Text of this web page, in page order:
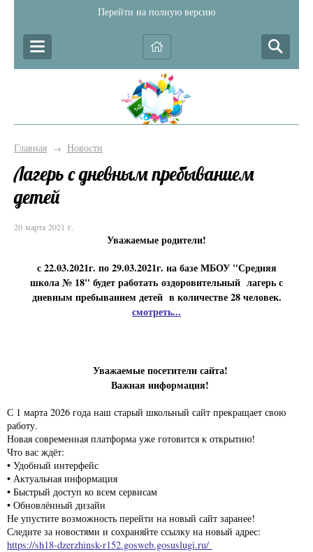
Перейти на полную версию
Главная → Новости
Лагерь с дневным пребыванием
детей
20 марта 2021 г.
Уважаемые родители!
с 22.03.2021г. по 29.03.2021г. на базе МБОУ "Средняя
школа № 18" будет работать оздоровительный лагерь с
дневным пребыванием детей в количестве 28 человек.
смотреть...
Уважаемые посетители сайта!
Важная информация!
С 1 марта 2026 года наш старый школьный сайт прекращает свою
работу.
Новая современная платформа уже готовится к открытию!
Что вас ждёт:
• Удобный интерфейс
• Актуальная информация
• Быстрый доступ ко всем сервисам
• Обновлённый дизайн
Не упустите возможность перейти на новый сайт заранее!
Следите за новостями и сохраняйте ссылку на новый адрес:
https://sh18-dzerzhinsk-r152.gosweb.gosuslugi.ru/